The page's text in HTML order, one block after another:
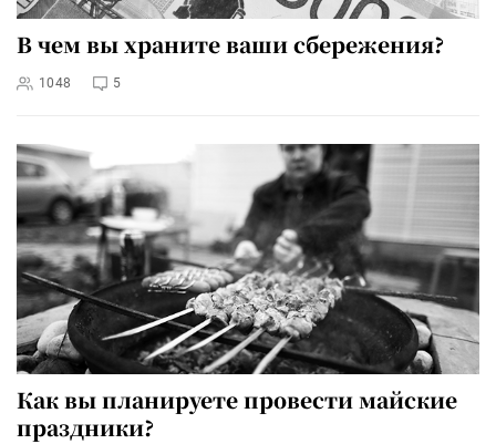
В чем вы храните ваши сбережения?
1048 5
Как вы планируете провести майские
праздники?